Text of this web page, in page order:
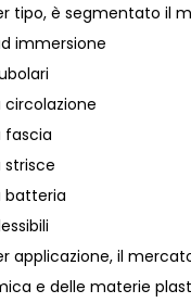
tipo, è segmentato il
immersione
circolazione
fascia
strisce
batteria
applicazione, il
e delle materie